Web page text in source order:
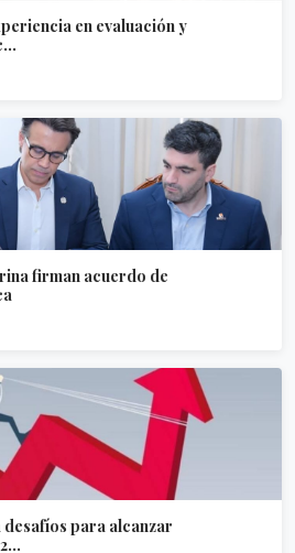
en evaluación y
firman acuerdo de
para alcanzar